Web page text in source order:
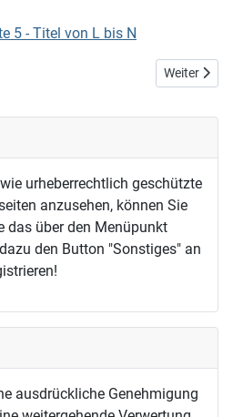
5 - Titel von L bis N
alle Gott (EG 321) Nächster
Weiter
urheberrechtlich geschützte
anzusehen, können Sie
das über den Menüpunkt
den Button "Sonstiges" an
ausdrückliche Genehmigung